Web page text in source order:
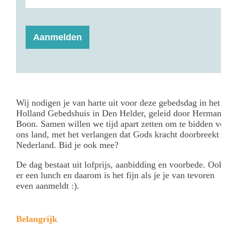
Wij nodigen je van harte uit voor deze gebedsdag in het
Holland Gebedshuis in Den Helder, geleid door Herman
Boon. Samen willen we tijd apart zetten om te bidden
ons land, met het verlangen dat Gods kracht doorbreekt
Nederland. Bid je ook mee?
De dag bestaat uit lofprijs, aanbidding en voorbede.
er een lunch en daarom is het fijn als je je van tevoren
even aanmeldt :).
Belangrijk
Aanmelden